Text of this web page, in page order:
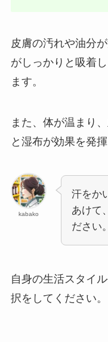
皮膚の汚れや油分
がしっかりと吸着
ます。
また、体が温まり
と湿布が効果を発
kabako
汗をか
あけて
ださい。
自身の生活スタイ
択をしてください。